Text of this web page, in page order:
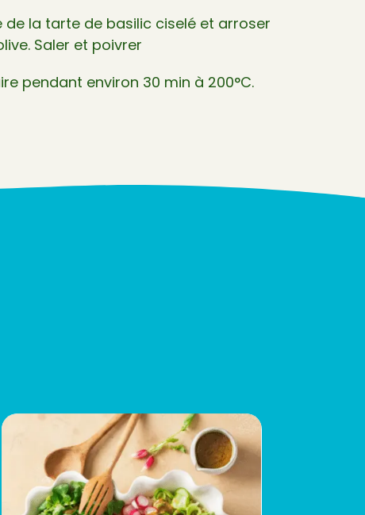
la tarte de basilic ciselé et arroser
Saler et poivrer
pendant environ 30 min à 200°C.